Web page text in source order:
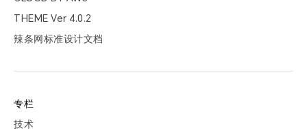
THEME Ver 4.0.2
辣条网标准设计文档
专栏
技术